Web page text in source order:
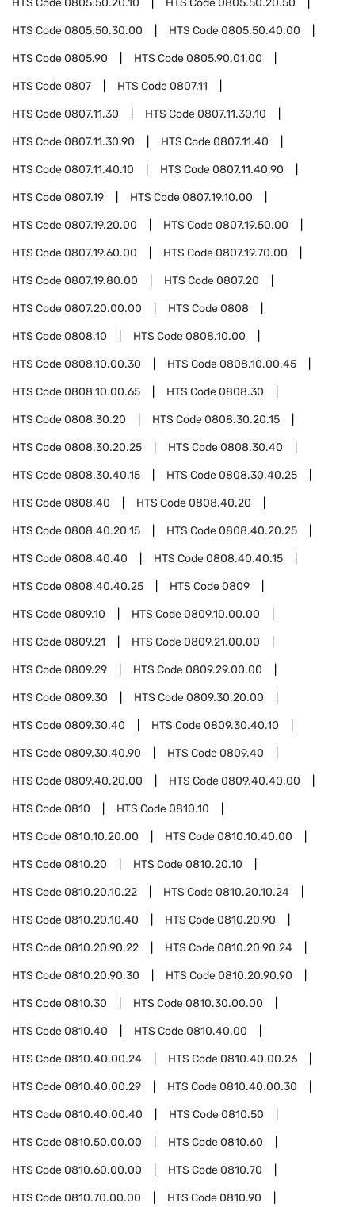
HTS Code0805.50.20.10 HTS Code0805.50.20.50
HTS Code0805.50.30.00 HTS Code0805.50.40.00
HTS Code0805.90 HTS Code0805.90.01.00
HTS Code0807 HTS Code0807.11
HTS Code0807.11.30 HTS Code0807.11.30.10
HTS Code0807.11.30.90 HTS Code0807.11.40
HTS Code0807.11.40.10 HTS Code0807.11.40.90
HTS Code0807.19 HTS Code0807.19.10.00
HTS Code0807.19.20.00 HTS Code0807.19.50.00
HTS Code0807.19.60.00 HTS Code0807.19.70.00
HTS Code0807.19.80.00 HTS Code0807.20
HTS Code0807.20.00.00 HTS Code0808
HTS Code0808.10 HTS Code0808.10.00
HTS Code0808.10.00.30 HTS Code0808.10.00.45
HTS Code0808.10.00.65 HTS Code0808.30
HTS Code0808.30.20 HTS Code0808.30.20.15
HTS Code0808.30.20.25 HTS Code0808.30.40
HTS Code0808.30.40.15 HTS Code0808.30.40.25
HTS Code0808.40 HTS Code0808.40.20
HTS Code0808.40.20.15 HTS Code0808.40.20.25
HTS Code0808.40.40 HTS Code0808.40.40.15
HTS Code0808.40.40.25 HTS Code0809
HTS Code0809.10 HTS Code0809.10.00.00
HTS Code0809.21 HTS Code0809.21.00.00
HTS Code0809.29 HTS Code0809.29.00.00
HTS Code0809.30 HTS Code0809.30.20.00
HTS Code0809.30.40 HTS Code0809.30.40.10
HTS Code0809.30.40.90 HTS Code0809.40
HTS Code0809.40.20.00 HTS Code0809.40.40.00
HTS Code0810 HTS Code0810.10
HTS Code0810.10.20.00 HTS Code0810.10.40.00
HTS Code0810.20 HTS Code0810.20.10
HTS Code0810.20.10.22 HTS Code0810.20.10.24
HTS Code0810.20.10.40 HTS Code0810.20.90
HTS Code0810.20.90.22 HTS Code0810.20.90.24
HTS Code0810.20.90.30 HTS Code0810.20.90.90
HTS Code0810.30 HTS Code0810.30.00.00
HTS Code0810.40 HTS Code0810.40.00
HTS Code0810.40.00.24 HTS Code0810.40.00.26
HTS Code0810.40.00.29 HTS Code0810.40.00.30
HTS Code0810.40.00.40 HTS Code0810.50
HTS Code0810.50.00.00 HTS Code0810.60
HTS Code0810.60.00.00 HTS Code0810.70
HTS Code0810.70.00.00 HTS Code0810.90